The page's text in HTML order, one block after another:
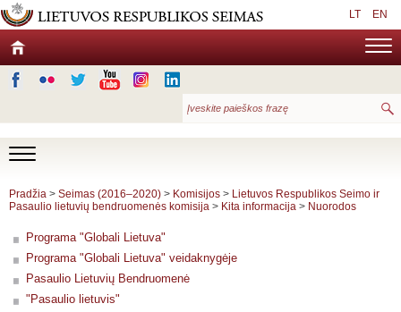
LT EN
Pradžia > Seimas (2016–2020) > Komisijos > Lietuvos Respublikos Seimo ir
Pasaulio lietuvių bendruomenės komisija > Kita informacija > Nuorodos
Programa "Globali Lietuva"
Programa "Globali Lietuva" veidaknygėje
Pasaulio Lietuvių Bendruomenė
"Pasaulio lietuvis"